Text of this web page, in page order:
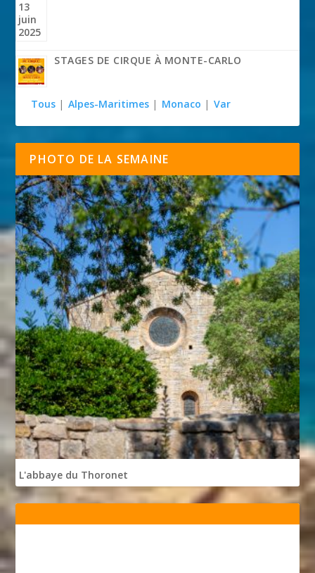
STAGES DE CIRQUE À MONTE-CARLO
Tous | Alpes-Maritimes | Monaco | Var
PHOTO DE LA SEMAINE
L'abbaye du Thoronet